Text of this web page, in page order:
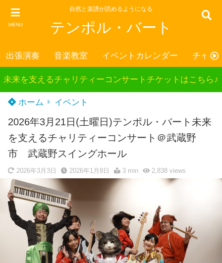
MENU
自然と楽譜が読めるようになる
テンポル・バート
出張演奏 音楽教室 イベントカレンダー チャリ
未来を支えるチャリティーコンサートチケットはこちら♪
ホーム イベント
2026年3月21日(土曜日)テンポル・バート未来
を支えるチャリティーコンサート＠武蔵野
市 武蔵野スイングホール
2026年3月3日 2026年1月8日 3 min 2,838views